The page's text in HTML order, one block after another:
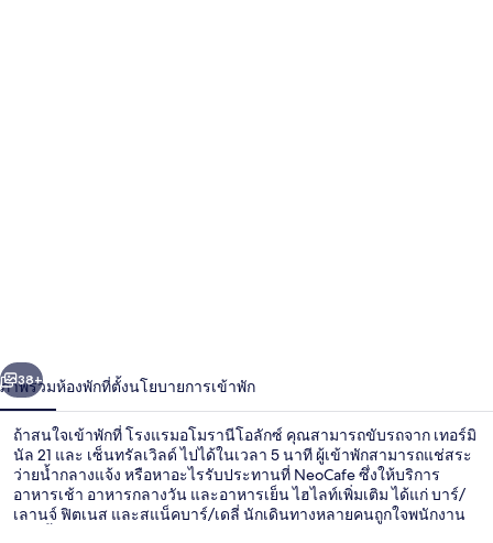
นี
โอ
ลัก
ซ์
า
ถัดไป
38+
ภาพรวมห้องพักที่ตั้งนโยบายการเข้าพัก
ถ้าสนใจเข้าพักที่ โรงแรมอโมรานีโอลักซ์ คุณสามารถขับรถจาก เทอร์มิ
นัล 21 และ เซ็นทรัลเวิลด์ ไปได้ในเวลา 5 นาที ผู้เข้าพักสามารถแช่สระ
ว่ายน้ำกลางแจ้ง หรือหาอะไรรับประทานที่ NeoCafe ซึ่งให้บริการ
อาหารเช้า อาหารกลางวัน และอาหารเย็น ไฮไลท์เพิ่มเติม ได้แก่ บาร์/
เลานจ์ ฟิตเนส และสแน็คบาร์/เดลี่ นักเดินทางหลายคนถูกใจพนักงาน